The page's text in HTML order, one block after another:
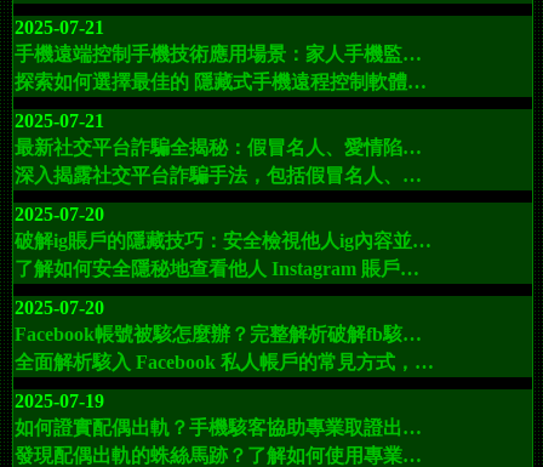
2025-07-21
手機遠端控制手機技術應用場景：家人手機監控、企業管理與秘密手機操控
探索如何選擇最佳的 隱藏式手機遠程控制軟體，提升工作效率並確保數據安全與隱私保護。本篇文章深入解析 手機遠程控制技術 的應用場景，包括 家長監控軟體 和 企業管理，並介紹如何通過 EXT駭客服務 提升軟體的安全性，保護您的設備免受威脅。
2025-07-21
最新社交平台詐騙全揭秘：假冒名人、愛情陷阱與假交易平台詐騙應對，反詐駭客協助追回被騙的虛擬幣資金
深入揭露社交平台詐騙手法，包括假冒名人、愛情陷阱與假交易平台，教你如何防範，以及如何透過 EXT駭客服務 專業團隊追回被騙的虛擬幣資金。
2025-07-20
破解ig賬戶的隱藏技巧：安全檢視他人ig內容並保護自己的賬戶免受攻擊
了解如何安全隱秘地查看他人 Instagram 賬戶內容，並學習如何保護自己的 Instagram 賬戶免受駭客攻擊。專業駭客協助，助您恢復被盜賬戶。
2025-07-20
Facebook帳號被駭怎麼辦？完整解析破解fb駭入手法、真實案例與專業恢復fb指南
全面解析駭入 Facebook 私人帳戶的常見方式，包括釣魚攻擊、密碼破解、惡意軟體、社會工程學和漏洞利用，結合真實案例、風險影響和防護建議。尋求專業協助可聯絡 EXT駭客服務團隊（Telegram：@ext_hack），守護您的數位安全。
2025-07-19
如何證實配偶出軌？手機駭客協助專業取證出軌證據與監控手機內容服務
發現配偶出軌的蛛絲馬跡？了解如何使用專業監控工具收集證據，並尋求 EXT Hack駭客聯盟 的協助，快速確定真相，保護自己的權益。